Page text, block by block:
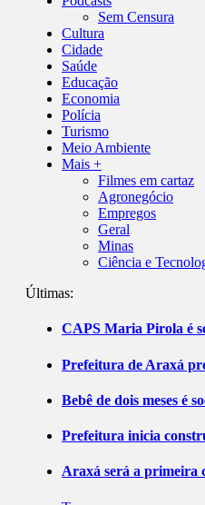
Sem Censura
Cultura
Cidade
Saúde
Educação
Economia
Polícia
Turismo
Meio Ambiente
Mais +
Filmes em cartaz
Agronegócio
Empregos
Geral
Minas
Ciência e
Últimas:
CAPS Maria Pirola é
Prefeitura de Araxá
Bebê de dois meses é
Prefeitura inicia
Araxá será a primeira